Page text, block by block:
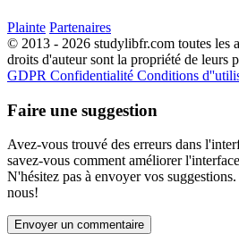
Plainte Partenaires
© 2013 - 2026 studylibfr.com toutes les
droits d'auteur sont la propriété de leurs
GDPR Confidentialité Conditions
Faire une suggestion
Avez-vous trouvé des erreurs dans
savez-vous comment améliorer
N'hésitez pas à envoyer vos
nous!
Envoyer un commentaire